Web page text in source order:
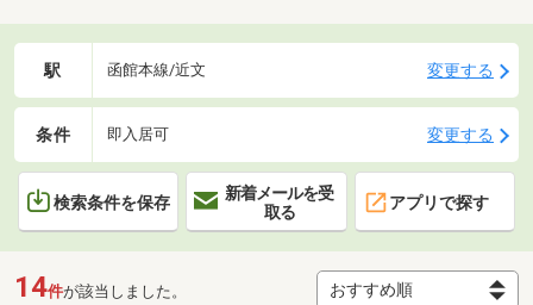
ならない方は、即入居可の物件から気になる家を見つけてくださ
駅 函館本線/近文 変更する
条件 即入居可 変更する
検索条件を保存
新着メールを受
取る
アプリで探す
14件が該当しました。